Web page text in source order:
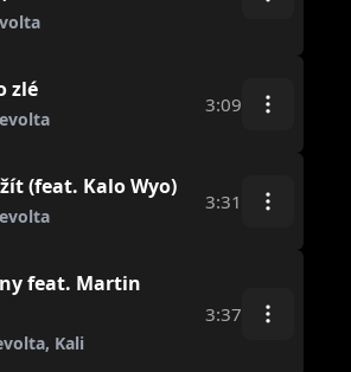
zlé
3:09
(feat. Kalo Wyo)
3:31
feat. Martin
Kali
3:37